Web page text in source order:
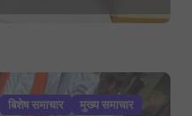
बिशेष समाचार
मुख्य समाचार